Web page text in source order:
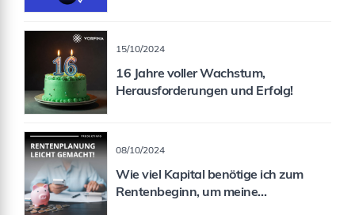
15/10/2024
16 Jahre voller Wachstum,
Herausforderungen und Erfolg!
08/10/2024
Wie viel Kapital benötige ich zum
Rentenbeginn, um meine